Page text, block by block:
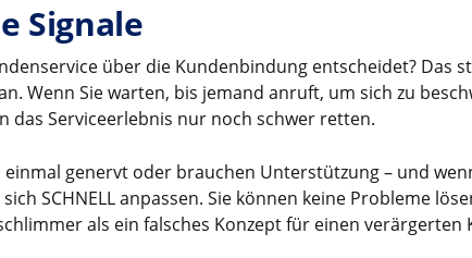
Signale
über die Kundenbindung entscheidet? Das
Wenn Sie warten, bis jemand anruft, um sich zu
das Serviceerlebnis nur noch schwer retten.
genervt oder brauchen Unterstützung – und
SCHNELL anpassen. Sie können keine Probleme
als ein falsches Konzept für einen verärgerten